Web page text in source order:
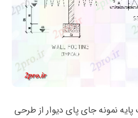
پایه نمونه جای پای دیوار از طرحی